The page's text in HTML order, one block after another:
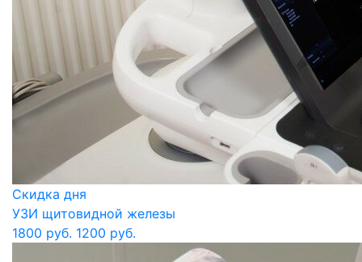
Скидка дня
УЗИ щитовидной железы
1800 руб. 1200 руб.